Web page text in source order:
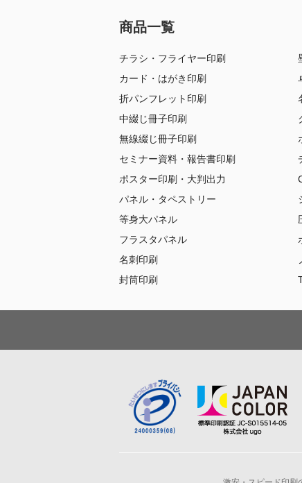
商品一覧
チラシ・フライヤー印刷
カード・はがき印刷
折パンフレット印刷
中綴じ冊子印刷
無線綴じ冊子印刷
セミナー資料・報告書印刷
ポスター印刷・大判出力
パネル・タペストリー
等身大パネル
フラスタパネル
名刺印刷
封筒印刷